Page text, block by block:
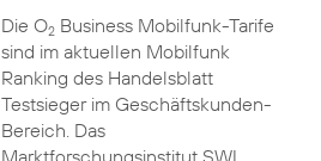
Die O2Business Mobilfunk-Tarife
sind im aktuellen Mobilfunk
Ranking des Handelsblatt
Testsieger im Geschäftskunden-
Bereich. Das
Marktforschungsinstitut SWI